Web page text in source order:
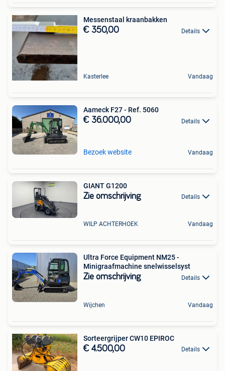
Messenstaal kraanbakken
€ 350,00 Details
Kasterlee Vandaag
Aameck F27 - Ref. 5060
€ 36.000,00 Details
Bezoek website Vandaag
GIANT G1200
Zie omschrijving Details
WILP ACHTERHOEK Vandaag
Ultra Force Equipment NM25 -
Minigraafmachine snelwisselsyst
Zie omschrijving Details
Wijchen Vandaag
Sorteergrijper CW10 EPIROC
€ 4.500,00 Details